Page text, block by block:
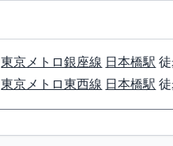
東京メトロ銀座線 日本橋駅
東京メトロ東西線 日本橋駅